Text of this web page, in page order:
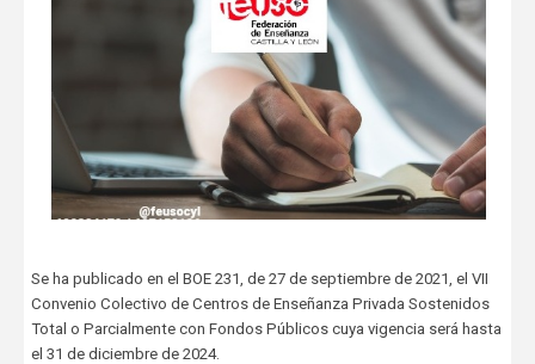
Se ha publicado en el BOE 231, de 27 de septiembre de 2021, el VII
Convenio Colectivo de Centros de Enseñanza Privada Sostenidos
Total o Parcialmente con Fondos Públicos cuya vigencia será hasta
el 31 de diciembre de 2024.